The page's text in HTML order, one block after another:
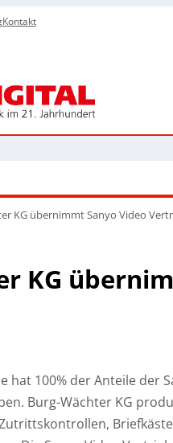
Kontakt
KG übernimmt Sanyo Video
KG
hat 100% der Anteile der
Burg-Wächter KG